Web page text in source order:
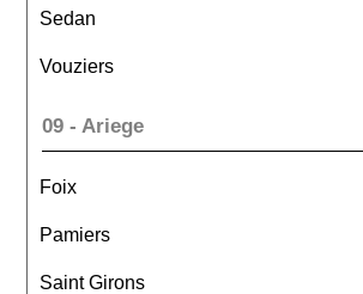
Sedan
Vouziers
09 - Ariege
Foix
Pamiers
Saint Girons